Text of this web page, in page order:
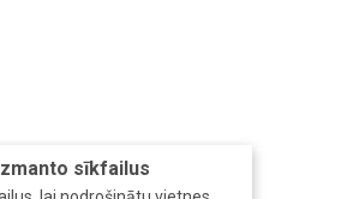
sīkfailus